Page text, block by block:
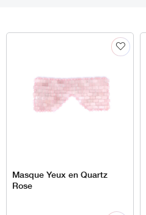
Masque Yeux en Quartz
Rose